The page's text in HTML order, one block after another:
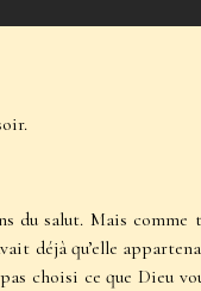
du salut. Mais comme
déjà qu’elle
choisi ce que Dieu